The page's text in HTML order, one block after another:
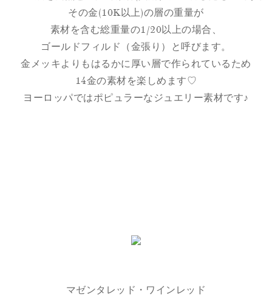
その金(10K以上)の層の重量が
素材を含む総重量の1/20以上の場合、
ゴールドフィルド（金張り）と呼びます。
金メッキよりもはるかに厚い層で作られているため
14金の素材を楽しめます♡
ヨーロッパではポピュラーなジュエリー素材です♪
マゼンタレッド・ワインレッド